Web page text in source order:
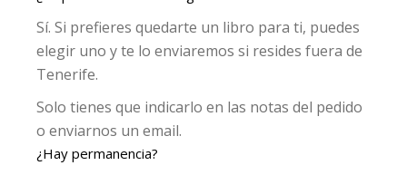
Sí. Si prefieres quedarte un libro para ti, puedes
elegir uno y te lo enviaremos si resides fuera de
Tenerife.
Solo tienes que indicarlo en las notas del pedido
o enviarnos un email.
¿Hay permanencia?